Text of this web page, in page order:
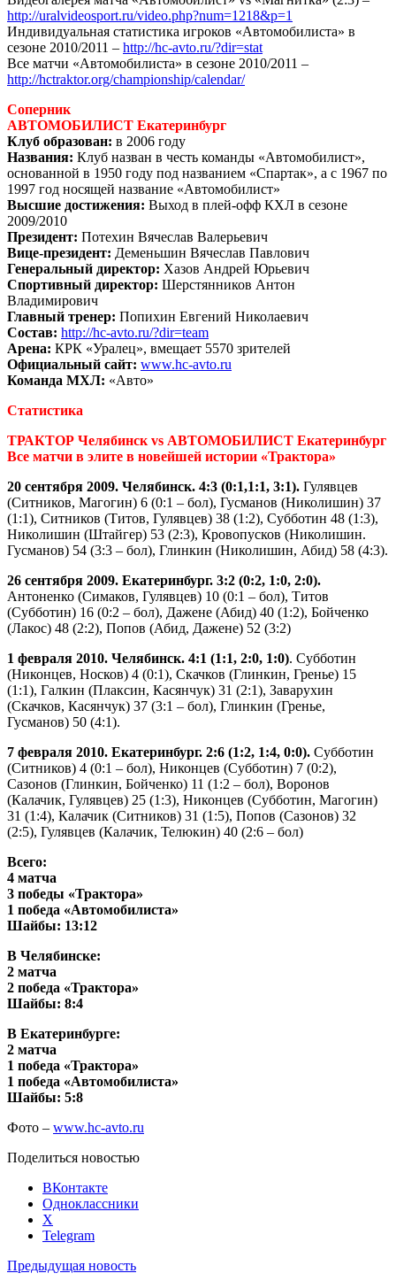
http://uralvideosport.ru/video.php?num=1218&p=1
Индивидуальная статистика игроков «Автомобилиста» в
сезоне 2010/2011 – http://hc-avto.ru/?dir=stat
Все матчи «Автомобилиста» в сезоне 2010/2011 –
http://hctraktor.org/championship/calendar/
Соперник
АВТОМОБИЛИСТ Екатеринбург
Клуб образован: в 2006 году
Названия: Клуб назван в честь команды «Автомобилист»,
основанной в 1950 году под названием «Спартак», а с 1967 по
1997 год носящей название «Автомобилист»
Высшие достижения: Выход в плей-офф КХЛ в сезоне
2009/2010
Президент: Потехин Вячеслав Валерьевич
Вице-президент: Деменьшин Вячеслав Павлович
Генеральный директор: Хазов Андрей Юрьевич
Спортивный директор: Шерстянников Антон
Владимирович
Главный тренер: Попихин Евгений Николаевич
Состав: http://hc-avto.ru/?dir=team
Арена: КРК «Уралец», вмещает 5570 зрителей
Официальный сайт: www.hc-avto.ru
Команда МХЛ: «Авто»
Статистика
ТРАКТОР Челябинск vs АВТОМОБИЛИСТ Екатеринбург
Все матчи в элите в новейшей истории «Трактора»
20 сентября 2009. Челябинск. 4:3 (0:1,1:1, 3:1). Гулявцев
(Ситников, Магогин) 6 (0:1 – бол), Гусманов (Николишин) 37
(1:1), Ситников (Титов, Гулявцев) 38 (1:2), Субботин 48 (1:3),
Николишин (Штайгер) 53 (2:3), Кровопусков (Николишин.
Гусманов) 54 (3:3 – бол), Глинкин (Николишин, Абид) 58 (4:3).
26 сентября 2009. Екатеринбург. 3:2 (0:2, 1:0, 2:0).
Антоненко (Симаков, Гулявцев) 10 (0:1 – бол), Титов
(Субботин) 16 (0:2 – бол), Дажене (Абид) 40 (1:2), Бойченко
(Лакос) 48 (2:2), Попов (Абид, Дажене) 52 (3:2)
1 февраля 2010. Челябинск. 4:1 (1:1, 2:0, 1:0). Субботин
(Никонцев, Носков) 4 (0:1), Скачков (Глинкин, Гренье) 15
(1:1), Галкин (Плаксин, Касянчук) 31 (2:1), Заварухин
(Скачков, Касянчук) 37 (3:1 – бол), Глинкин (Гренье,
Гусманов) 50 (4:1).
7 февраля 2010. Екатеринбург. 2:6 (1:2, 1:4, 0:0). Субботин
(Ситников) 4 (0:1 – бол), Никонцев (Субботин) 7 (0:2),
Сазонов (Глинкин, Бойченко) 11 (1:2 – бол), Воронов
(Калачик, Гулявцев) 25 (1:3), Никонцев (Субботин, Магогин)
31 (1:4), Калачик (Ситников) 31 (1:5), Попов (Сазонов) 32
(2:5), Гулявцев (Калачик, Телюкин) 40 (2:6 – бол)
Всего:
4 матча
3 победы «Трактора»
1 победа «Автомобилиста»
Шайбы: 13:12
В Челябинске:
2 матча
2 победа «Трактора»
Шайбы: 8:4
В Екатеринбурге:
2 матча
1 победа «Трактора»
1 победа «Автомобилиста»
Шайбы: 5:8
Фото – www.hc-avto.ru
Поделиться новостью
ВКонтакте
Одноклассники
X
Telegram
Предыдущая новость